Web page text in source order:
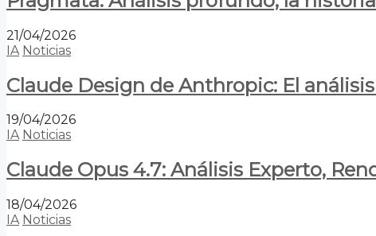
21/04/2026
IA Noticias
Claude Design de Anthropic: El
19/04/2026
IA Noticias
Claude Opus 4.7: Análisis Experto,
18/04/2026
IA Noticias